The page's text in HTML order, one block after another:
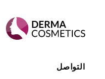
التواصل